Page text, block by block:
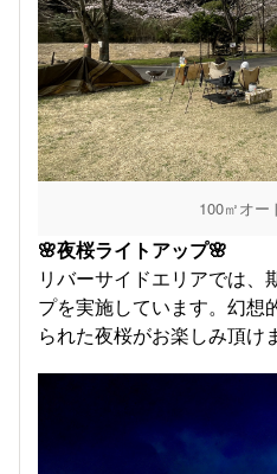
100㎡オー
🌸夜桜ライトアップ🌸
リバーサイドエリアでは、
プを実施しています。幻想
られた夜桜がお楽しみ頂け